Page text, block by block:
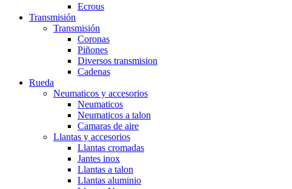
Ecrous
Transmisión
Transmisión
Coronas
Piñones
Diversos transmision
Cadenas
Rueda
Neumaticos y accesorios
Neumaticos
Neumaticos a talon
Camaras de aire
Llantas y accesorios
Llantas cromadas
Jantes inox
Llantas a talon
Llantas aluminio